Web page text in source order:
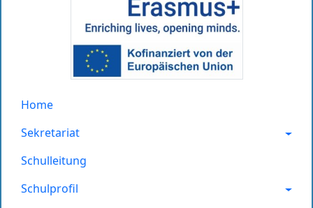
Home
Sekretariat
Schulleitung
Schulprofil